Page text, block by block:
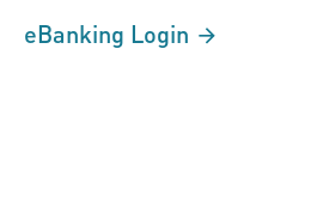
eBanking Login